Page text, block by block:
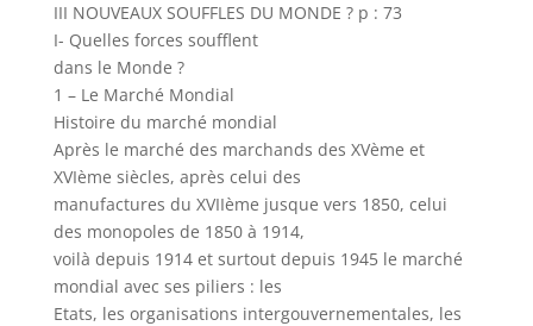
III NOUVEAUX SOUFFLES DU MONDE ? p : 73
I- Quelles forces soufflent
dans le Monde ?
1 – Le Marché Mondial
Histoire du marché mondial
Après le marché des marchands des XVème et
XVIème siècles, après celui des
manufactures du XVIIème jusque vers 1850, celui
des monopoles de 1850 à 1914,
voilà depuis 1914 et surtout depuis 1945 le marché
mondial avec ses piliers : les
Etats, les organisations intergouvernementales, les